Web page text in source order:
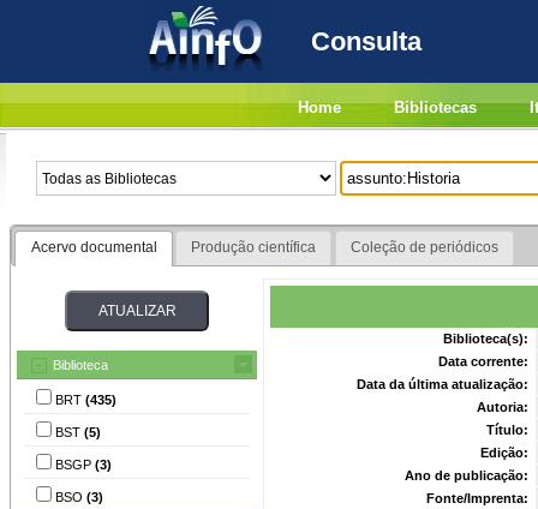
Consulta
Home Bibliotecas
Acervo documental Produção científica Coleção de periódicos
Biblioteca
BRT (435)
BST (5)
BSGP (3)
BSO (3)
Biblioteca(s):
Data corrente:
Data da última atualização:
Autoria:
Título:
Edição:
Ano de publicação:
Fonte/Imprenta: